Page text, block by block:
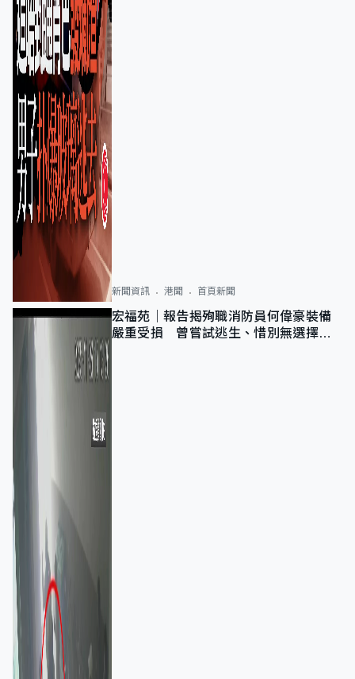
新聞資訊 港聞 首頁新聞
宏福苑｜報告揭殉職消防員何偉豪裝備
嚴重受損 曾嘗試逃生、惜別無選擇下